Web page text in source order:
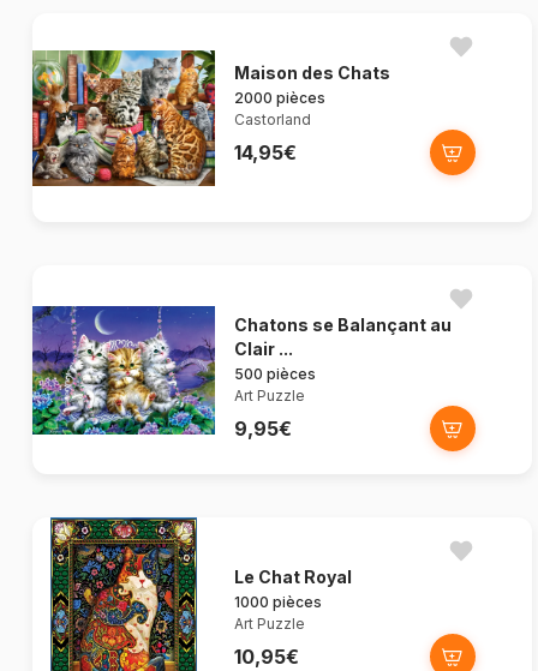
Maison des Chats
2000 pièces
Castorland
14,95€
Chatons se Balançant au
Clair ...
500 pièces
Art Puzzle
9,95€
Le Chat Royal
1000 pièces
Art Puzzle
10,95€